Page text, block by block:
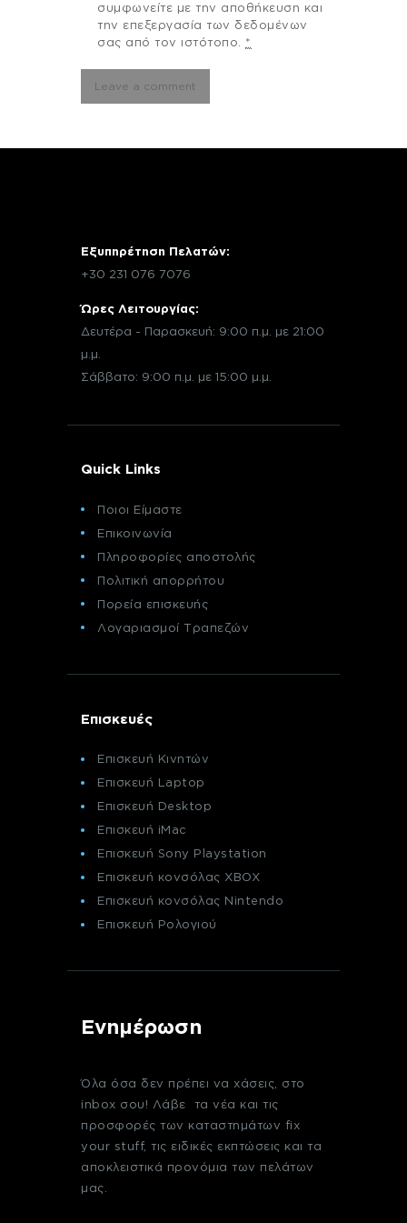
συμφωνείτε με την αποθήκευση και
την επεξεργασία των δεδομένων
σας από τον ιστότοπο. *
Εξυπηρέτηση Πελατών:
+30 231 076 7076
Ώρες Λειτουργίας:
Δευτέρα - Παρασκευή: 9:00 π.μ. με 21:00
μ.μ.
Σάββατο: 9:00 π.μ. με 15:00 μ.μ.
Quick Links
Ποιοι Είμαστε
Επικοινωνία
Πληροφορίες αποστολής
Πολιτική απορρήτου
Πορεία επισκευής
Λογαριασμοί Τραπεζών
Επισκευές
Επισκευή Κινητών
Επισκευή Laptop
Επισκευή Desktop
Επισκευή iMac
Επισκευή Sony Playstation
Επισκευή κονσόλας XBOX
Επισκευή κονσόλας Nintendo
Επισκευή Ρολογιού
Ενημέρωση
Όλα όσα δεν πρέπει να χάσεις, στο
inbox σου! Λάβε τα νέα και τις
προσφορές των καταστημάτων fix
your stuff, τις ειδικές εκπτώσεις και τα
αποκλειστικά προνόμια των πελάτων
μας.